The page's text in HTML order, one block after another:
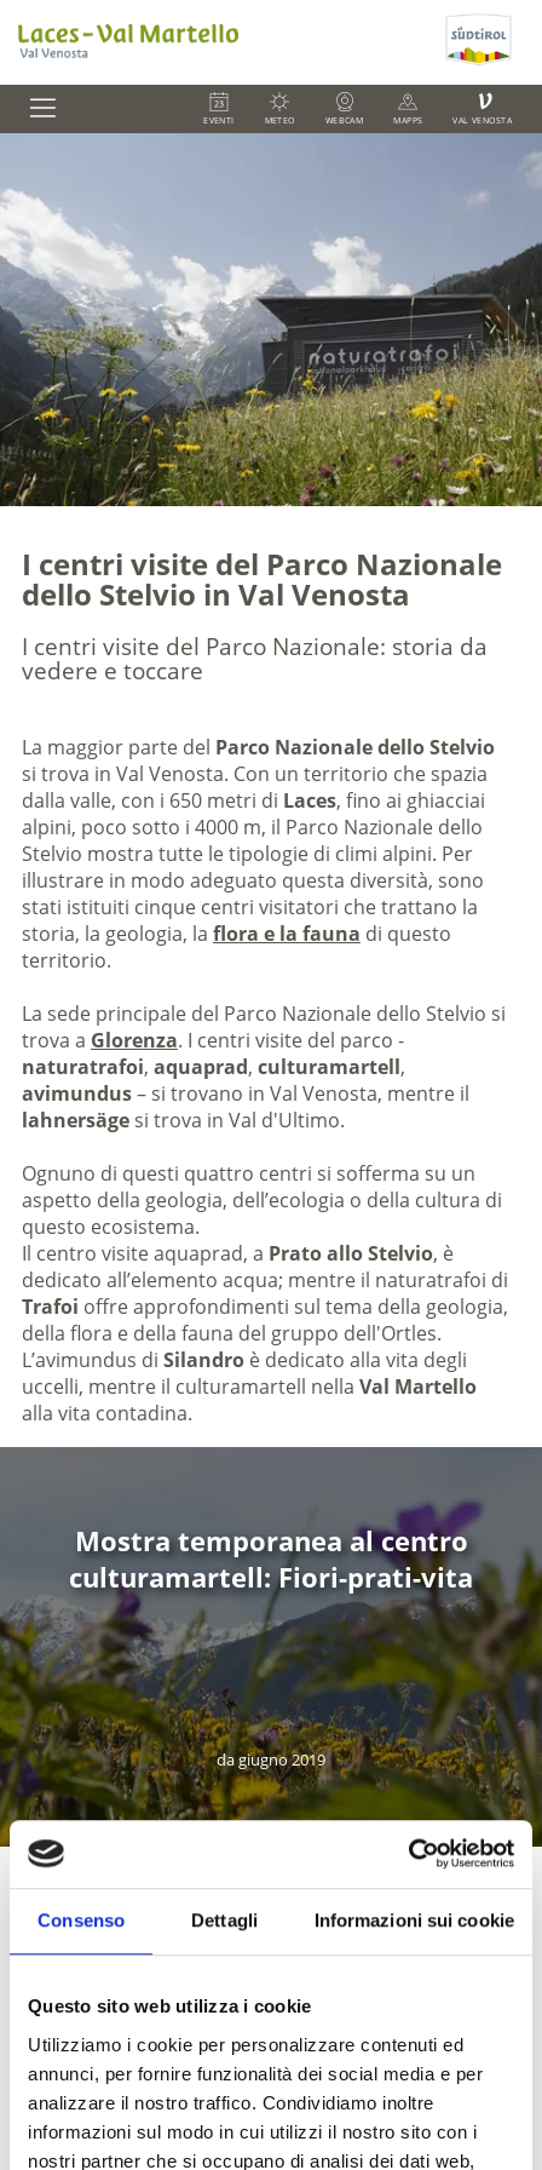
Consenso Dettagli Informazioni sui cookie
Questo sito web utilizza i cookie
Utilizziamo i cookie per personalizzare contenuti ed
annunci, per fornire funzionalità dei social media e per
analizzare il nostro traffico. Condividiamo inoltre
informazioni sul modo in cui utilizzi il nostro sito con i
nostri partner che si occupano di analisi dei dati web,
EVENTI METEO WEBCAM MAPPS
V
VAL VENOSTA
I centri visite del Parco Nazionale
dello Stelvio in Val Venosta
I centri visite del Parco Nazionale: storia da
vedere e toccare
La maggior parte del Parco Nazionale dello Stelvio
si trova in Val Venosta. Con un territorio che spazia
dalla valle, con i 650 metri di Laces, fino ai ghiacciai
alpini, poco sotto i 4000 m, il Parco Nazionale dello
Stelvio mostra tutte le tipologie di climi alpini. Per
illustrare in modo adeguato questa diversità, sono
stati istituiti cinque centri visitatori che trattano la
storia, la geologia, la flora e la fauna di questo
territorio.
La sede principale del Parco Nazionale dello Stelvio si
trova a Glorenza. I centri visite del parco -
naturatrafoi, aquaprad, culturamartell,
avimundus– si trovano in Val Venosta, mentre il
lahnersägesi trova in Val d'Ultimo.
Ognuno di questi quattro centri si sofferma su un
aspetto della geologia, dell’ecologia o della cultura di
questo ecosistema.
Il centro visite aquaprad, a Prato allo Stelvio, è
dedicato all’elemento acqua; mentre il naturatrafoi di
Trafoi offre approfondimenti sul tema della geologia,
della flora e della fauna del gruppo dell'Ortles.
L’avimundus di Silandro è dedicato alla vita degli
uccelli, mentre il culturamartell nella Val Martello
alla vita contadina.
Mostra temporanea al centro
culturamartell: Fiori-prati-vita
da giugno 2019
Altri link interessanti